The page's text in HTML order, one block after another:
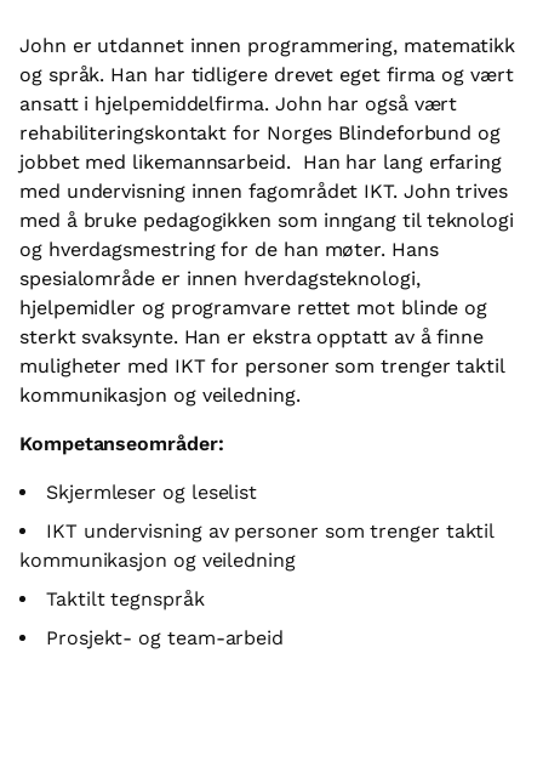
John er utdannet innen programmering, matematikk
og språk. Han har tidligere drevet eget firma og vært
ansatt i hjelpemiddelfirma. John har også vært
rehabiliteringskontakt for Norges Blindeforbund og
jobbet med likemannsarbeid. Han har lang erfaring
med undervisning innen fagområdet IKT. John trives
med å bruke pedagogikken som inngang til teknologi
og hverdagsmestring for de han møter. Hans
spesialområde er innen hverdagsteknologi,
hjelpemidler og programvare rettet mot blinde og
sterkt svaksynte. Han er ekstra opptatt av å finne
muligheter med IKT for personer som trenger taktil
kommunikasjon og veiledning.
Kompetanseområder:
Skjermleser og leselist
IKT undervisning av personer som trenger taktil
kommunikasjon og veiledning
Taktilt tegnspråk
Prosjekt- og team-arbeid